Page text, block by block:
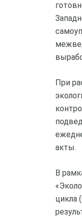
При
акты.
В
цикла